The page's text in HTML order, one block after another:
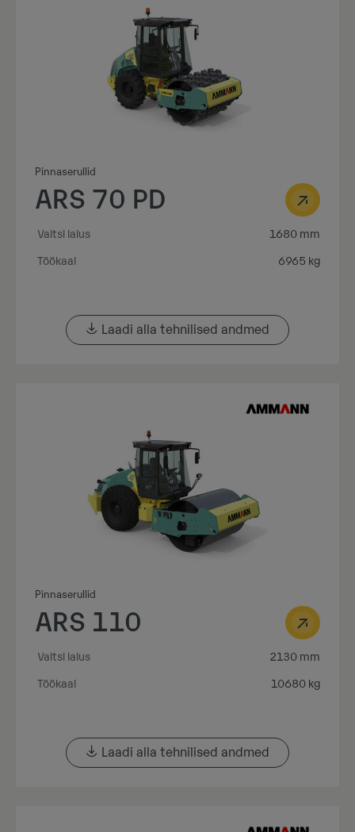
Pinnaserullid
ARS 70 PD
Valtsi laius
1680 mm
Töökaal
6965 kg
Laadi alla tehnilised andmed
Pinnaserullid
ARS 110
Valtsi laius
2130 mm
Töökaal
10680 kg
Laadi alla tehnilised andmed